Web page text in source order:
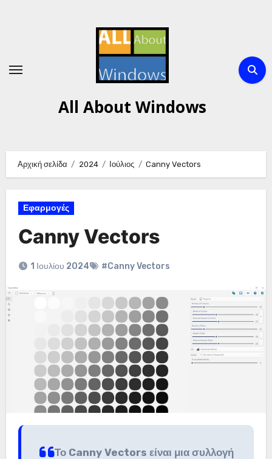
All About Windows
Αρχική σελίδα 2024 Ιούλιος Canny Vectors
Εφαρμογές
Canny Vectors
1 Ιουλίου 2024 #Canny Vectors
Το Canny Vectors είναι μια συλλογή